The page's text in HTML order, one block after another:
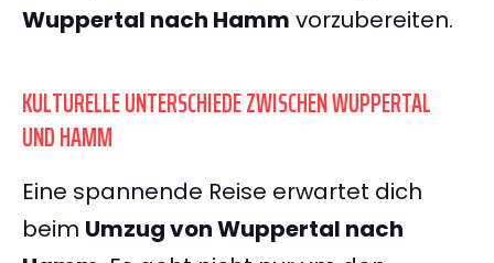
Wuppertal nach Hamm vorzubereiten.
KULTURELLE UNTERSCHIEDE ZWISCHEN WUPPERTAL
UND HAMM
Eine spannende Reise erwartet dich
beim Umzug von Wuppertal nach